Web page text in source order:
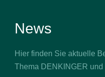
News
Hier finden Sie aktuelle
Thema DENKINGER